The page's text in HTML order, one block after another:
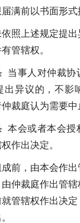
满前以书面形式
照上述规定提
管辖权。
当事人对仲裁协
出异议的，不影
裁庭认为需要中
本会或者本会授
作出决定。
前，由本会作
仲裁庭作出管
管辖权作出决